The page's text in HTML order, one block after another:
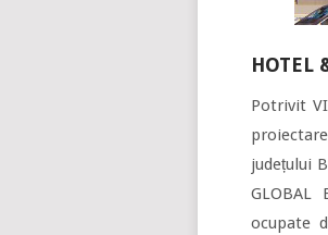
HOTEL
Potrivit
județului
GLOBAL
ocupate